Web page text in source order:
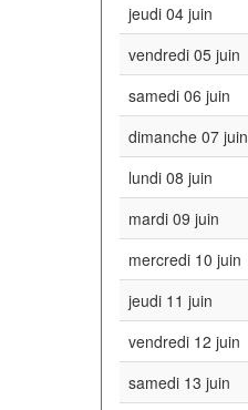
jeudi 04 juin
vendredi 05 juin
samedi 06 juin
dimanche 07 juin
lundi 08 juin
mardi 09 juin
mercredi 10 juin
jeudi 11 juin
vendredi 12 juin
samedi 13 juin